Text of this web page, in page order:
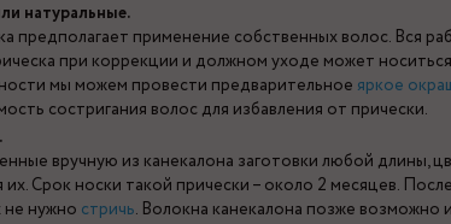
натуральные.
предполагает применение собственных волос. Вся
при коррекции и должном уходе может
мы можем провести предварительное яркое
состригания волос для избавления от прически.
.
вручную из канекалона заготовки любой длины,
Срок носки такой прически – около 2 месяцев.
не нужно стричь. Волокна канекалона позже возможно